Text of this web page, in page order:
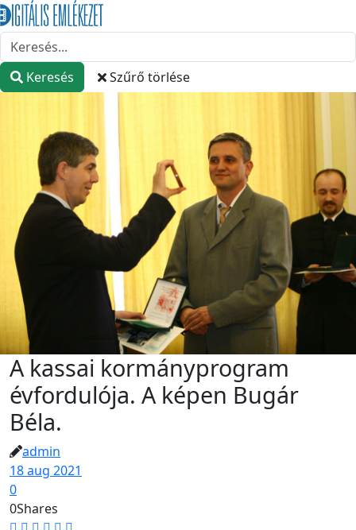
Keresés Szűrő törlése
A kassai kormányprogram
évfordulója. A képen Bugár
Béla.
admin
18 aug 2021
0
0Shares